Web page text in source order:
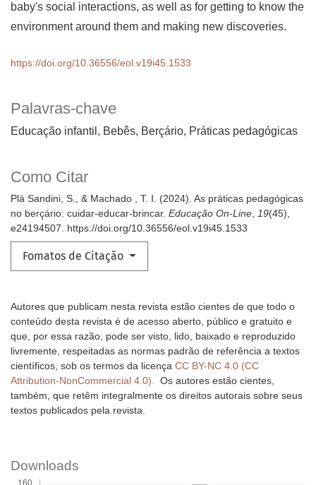
Palavras-chave
Educação infantil, Bebês, Berçário, Práticas pedagógicas
Como Citar
Plá Sandini, S., & Machado , T. I. (2024). As práticas pedagógicas
no berçário: cuidar-educar-brincar. Educação On-Line, 19(45),
e24194507. https://doi.org/10.36556/eol.v19i45.1533
Fomatos de Citação
baby's social interactions, as well as for getting to know the
environment around them and making new discoveries.
https://doi.org/10.36556/eol.v19i45.1533
Autores que publicam nesta revista estão cientes de que todo o
conteúdo desta revista é de acesso aberto, público e gratuito e
que, por essa razão, pode ser visto, lido, baixado e reproduzido
livremente, respeitadas as normas padrão de referência a textos
científicos, sob os termos da licença CC BY-NC 4.0 (CC
Attribution-NonCommercial 4.0). Os autores estão cientes,
também, que retêm integralmente os direitos autorais sobre seus
textos publicados pela revista.
Downloads